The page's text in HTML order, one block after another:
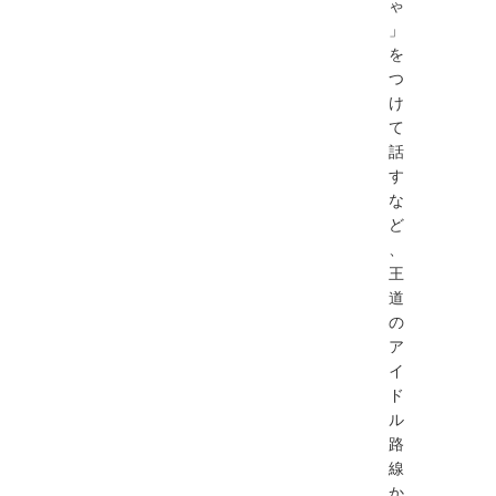
ゃ
」
を
つ
け
て
話
す
な
ど
、
王
道
の
ア
イ
ド
ル
路
線